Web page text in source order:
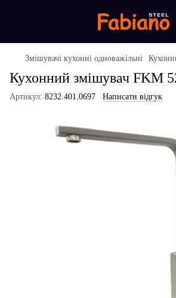
Змішувачі кухонні одноважільні
Кухонний змішувач FKM
Артикул: 8232.401.0697 Написати відгук